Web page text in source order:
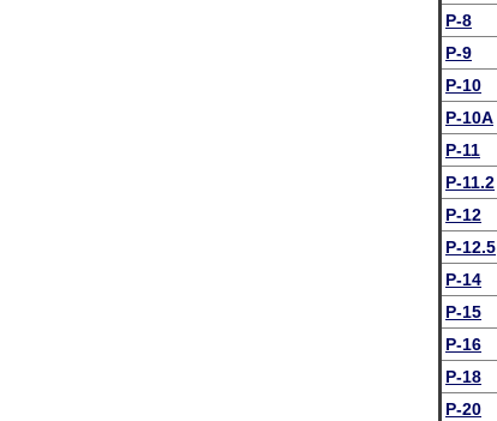
P-8
P-9
P-10
P-10A
P-11
P-11.2
P-12
P-12.5
P-14
P-15
P-16
P-18
P-20